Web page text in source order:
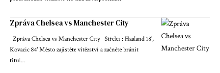
Zpráva Chelsea vs Manchester City
Zpráva Chelsea vs Manchester City Střelci : Haaland 18',
Kovacic 84' Město zajistěte vítězství a začněte bránit
titul…